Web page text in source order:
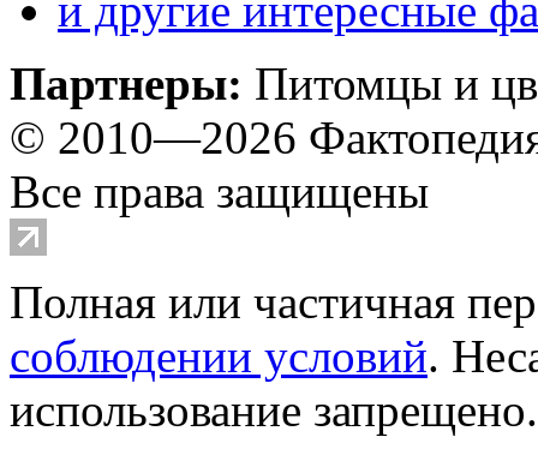
Партнеры: Питомцы и
© 2010—2026
Все права защищены
Полная или частичная
соблюдении условий.
использование